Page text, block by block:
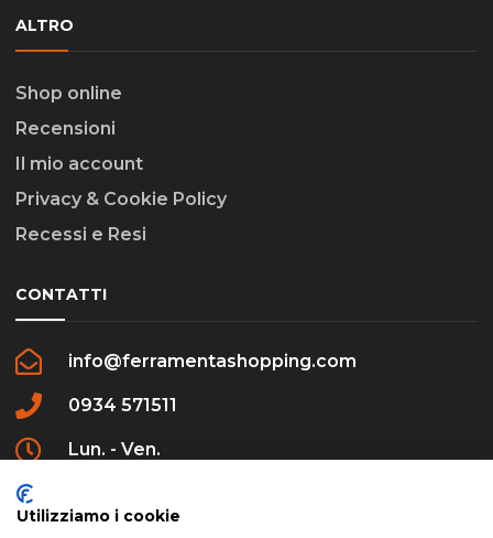
ALTRO
Shop online
Recensioni
Il mio account
Privacy & Cookie Policy
Recessi e Resi
CONTATTI
info@ferramentashopping.com
0934 571511
Lun. - Ven.
Utilizziamo i cookie